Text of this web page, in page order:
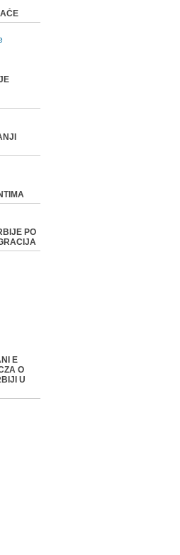
PO
E
O
U